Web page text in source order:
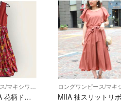
【美品 】MIIA 花柄ドッキングワンピースレッドフレア ノースリーブ上品春夏Ｆ